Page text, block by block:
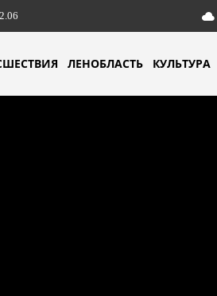
ЛЕНОБЛАСТЬ КУЛЬТУРА